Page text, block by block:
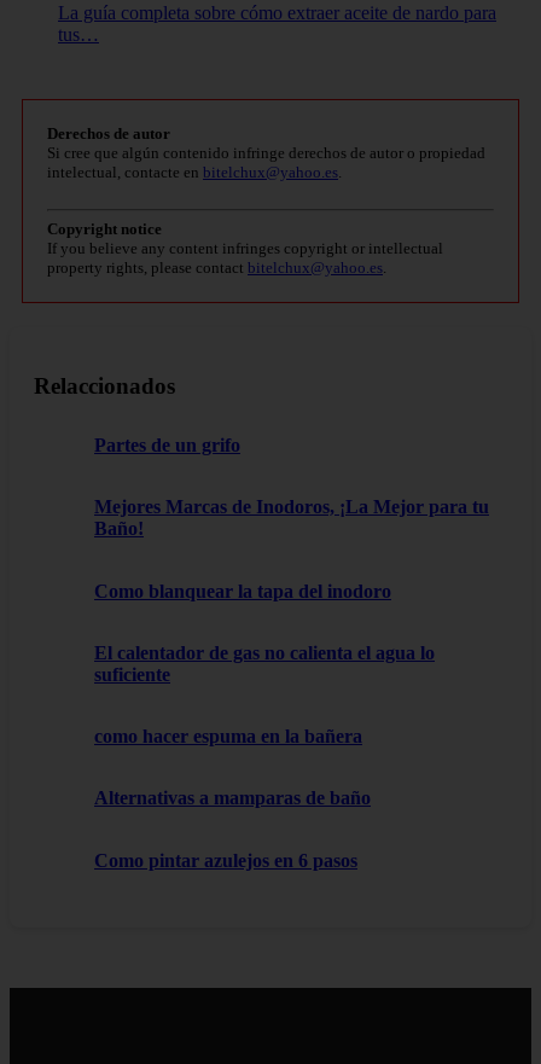
La guía completa sobre cómo extraer aceite de nardo para
tus…
Derechos de autor
Si cree que algún contenido infringe derechos de autor o propiedad
intelectual, contacte en bitelchux@yahoo.es
Copyright notice
If you believe any content infringes copyright or intellectual
property rights, please contact bitelchux@yahoo.es
Relaccionados
Partes de un grifo
Mejores Marcas de Inodoros, ¡La Mejor para tu
Baño!
Como blanquear la tapa del inodoro
El calentador de gas no calienta el agua lo
suficiente
como hacer espuma en la bañera
Alternativas a mamparas de baño
Como pintar azulejos en 6 pasos